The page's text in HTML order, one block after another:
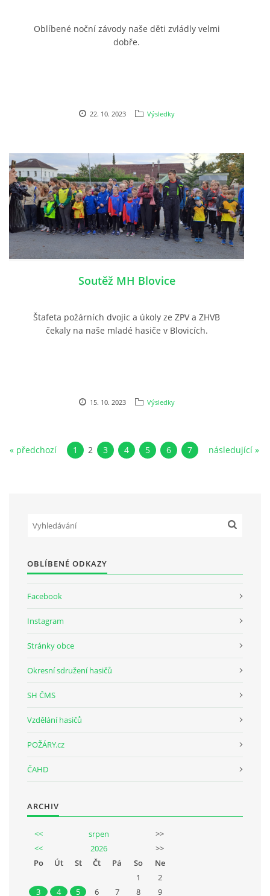
Oblíbené noční závody naše děti zvládly velmi
dobře.
22. 10. 2023 Výsledky
Soutěž MH Blovice
Štafeta požárních dvojic a úkoly ze ZPV a ZHVB
čekaly na naše mladé hasiče v Blovicích.
15. 10. 2023 Výsledky
« předchozí 1 2 3 4 5 6 7 následující »
OBLÍBENÉ ODKAZY
Facebook
Instagram
Stránky obce
Okresní sdružení hasičů
SH ČMS
Vzdělání hasičů
POŽÁRY.cz
ČAHD
ARCHIV
<< srpen
>>
<<
2026
>>
Po
Út St Čt Pá So
Ne
1
2
3
4 5 6 7 8 9